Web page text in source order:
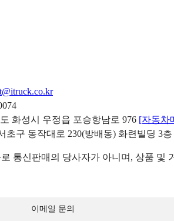
화성시 우정읍 포승항남로 976 [자동차
초구 동작대로 230(방배동) 화련빌딩 3층
통신판매의 당사자가 아니며, 상품 및
이메일 문의